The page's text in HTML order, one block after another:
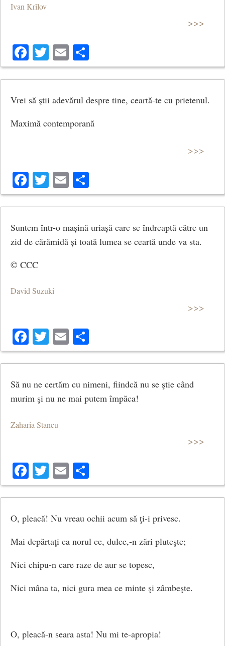
Ivan Krîlov
>>>
Facebook
Twitter
Email
Vrei să ştii adevărul despre tine, ceartă-te cu prietenul.
Maximă contemporană
>>>
Facebook
Twitter
Email
Suntem într-o mașină uriașă care se îndreaptă către un
zid de cărămidă și toată lumea se ceartă unde va sta.
© CCC
David Suzuki
>>>
Facebook
Twitter
Email
Să nu ne certăm cu nimeni, fiindcă nu se ştie când
murim şi nu ne mai putem împăca!
Zaharia Stancu
>>>
Facebook
Twitter
Email
O, pleacă! Nu vreau ochii acum să ţi-i privesc.
Mai depărtaţi ca norul ce, dulce,-n zări pluteşte;
Nici chipu-n care raze de aur se topesc,
Nici mâna ta, nici gura mea ce minte şi zâmbeşte.
O, pleacă-n seara asta! Nu mi te-apropia!